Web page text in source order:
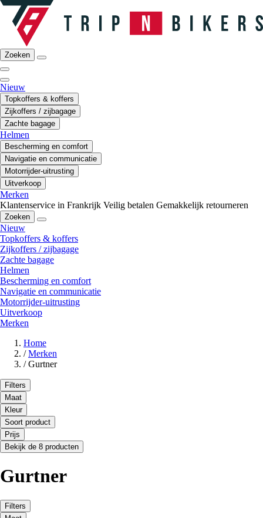
Zoeken
Nieuw
Topkoffers & koffers
Zijkoffers / zijbagage
Zachte bagage
Helmen
Bescherming en comfort
Navigatie en communicatie
Motorrijder-uitrusting
Uitverkoop
Merken
Klantenservice in Frankrijk Veilig betalen Gemakkelijk retourneren
Zoeken
Nieuw
Topkoffers & koffers
Zijkoffers / zijbagage
Zachte bagage
Helmen
Bescherming en comfort
Navigatie en communicatie
Motorrijder-uitrusting
Uitverkoop
Merken
Home
/ Merken
/ Gurtner
Filters
Maat
Kleur
Soort product
Prijs
Bekijk de 8 producten
Gurtner
Filters